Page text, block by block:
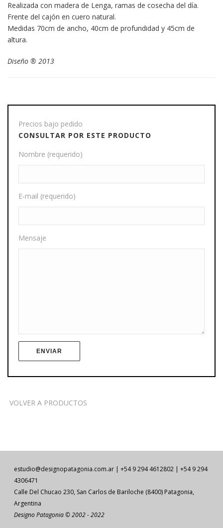
Realizada con madera de Lenga, ramas de cosecha del día.
Frente del cajón en cuero natural.
Medidas 70cm de ancho, 40cm de profundidad y 45cm de
altura.
Diseño ® 2013
Precios bajo pedido
CONSULTAR POR ESTE PRODUCTO
Nombre (requerido)
E-mail (requerido)
Mensaje
VOLVER A PRODUCTOS
estudio@designopatagonia.com.ar | +54 9 294 4612802 | +54 9 294
4306471
Calle Del Chucao 230, San Carlos de Bariloche (8400) Patagonia,
Argentina
Designo Patagonia © 2002 - 2022